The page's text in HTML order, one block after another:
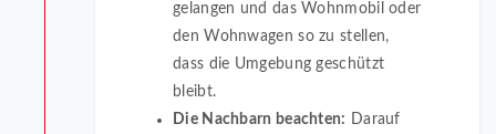
gelangen und das Wohnmobil oder
den Wohnwagen so zu stellen,
dass die Umgebung geschützt
bleibt.
Die Nachbarn beachten: Darauf